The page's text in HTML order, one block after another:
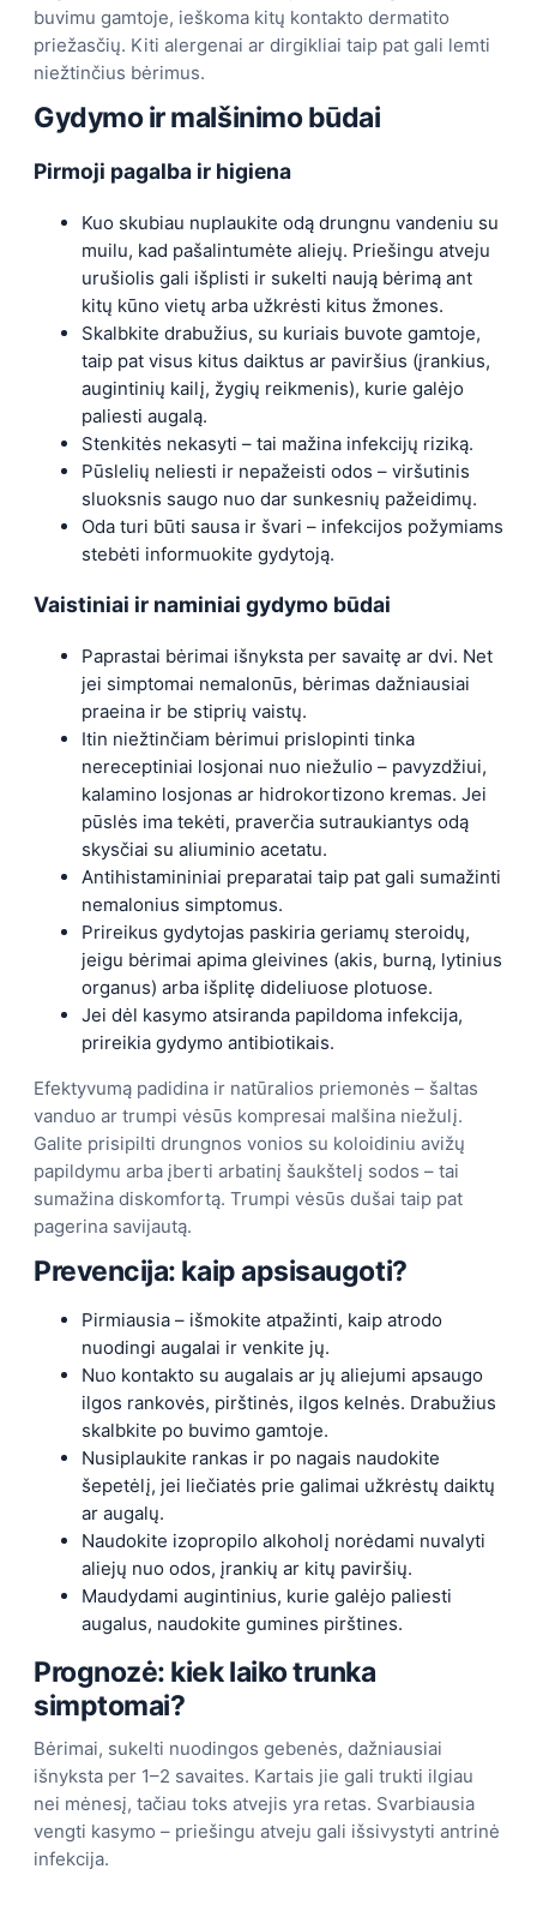
buvimu gamtoje, ieškoma kitų kontakto dermatito
priežasčių. Kiti alergenai ar dirgikliai taip pat gali lemti
niežtinčius bėrimus.
Gydymo ir malšinimo būdai
Pirmoji pagalba ir higiena
Kuo skubiau nuplaukite odą drungnu vandeniu su
muilu, kad pašalintumėte aliejų. Priešingu atveju
urušiolis gali išplisti ir sukelti naują bėrimą ant
kitų kūno vietų arba užkrėsti kitus žmones.
Skalbkite drabužius, su kuriais buvote gamtoje,
taip pat visus kitus daiktus ar paviršius (įrankius,
augintinių kailį, žygių reikmenis), kurie galėjo
paliesti augalą.
Stenkitės nekasyti – tai mažina infekcijų riziką.
Pūslelių neliesti ir nepažeisti odos – viršutinis
sluoksnis saugo nuo dar sunkesnių pažeidimų.
Oda turi būti sausa ir švari – infekcijos požymiams
stebėti informuokite gydytoją.
Vaistiniai ir naminiai gydymo būdai
Paprastai bėrimai išnyksta per savaitę ar dvi. Net
jei simptomai nemalonūs, bėrimas dažniausiai
praeina ir be stiprių vaistų.
Itin niežtinčiam bėrimui prislopinti tinka
nereceptiniai losjonai nuo niežulio – pavyzdžiui,
kalamino losjonas ar hidrokortizono kremas. Jei
pūslės ima tekėti, praverčia sutraukiantys odą
skysčiai su aliuminio acetatu.
Antihistamininiai preparatai taip pat gali sumažinti
nemalonius simptomus.
Prireikus gydytojas paskiria geriamų steroidų,
jeigu bėrimai apima gleivines (akis, burną, lytinius
organus) arba išplitę dideliuose plotuose.
Jei dėl kasymo atsiranda papildoma infekcija,
prireikia gydymo antibiotikais.
Efektyvumą padidina ir natūralios priemonės – šaltas
vanduo ar trumpi vėsūs kompresai malšina niežulį.
Galite prisipilti drungnos vonios su koloidiniu avižų
papildymu arba įberti arbatinį šaukštelį sodos – tai
sumažina diskomfortą. Trumpi vėsūs dušai taip pat
pagerina savijautą.
Prevencija: kaip apsisaugoti?
Pirmiausia – išmokite atpažinti, kaip atrodo
nuodingi augalai ir venkite jų.
Nuo kontakto su augalais ar jų aliejumi apsaugo
ilgos rankovės, pirštinės, ilgos kelnės. Drabužius
skalbkite po buvimo gamtoje.
Nusiplaukite rankas ir po nagais naudokite
šepetėlį, jei liečiatės prie galimai užkrėstų daiktų
ar augalų.
Naudokite izopropilo alkoholį norėdami nuvalyti
aliejų nuo odos, įrankių ar kitų paviršių.
Maudydami augintinius, kurie galėjo paliesti
augalus, naudokite gumines pirštines.
Prognozė: kiek laiko trunka
simptomai?
Bėrimai, sukelti nuodingos gebenės, dažniausiai
išnyksta per 1–2 savaites. Kartais jie gali trukti ilgiau
nei mėnesį, tačiau toks atvejis yra retas. Svarbiausia
vengti kasymo – priešingu atveju gali išsivystyti antrinė
infekcija.